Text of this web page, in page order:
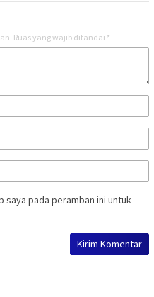
Ruas yang wajib ditandai *
saya pada peramban ini untuk